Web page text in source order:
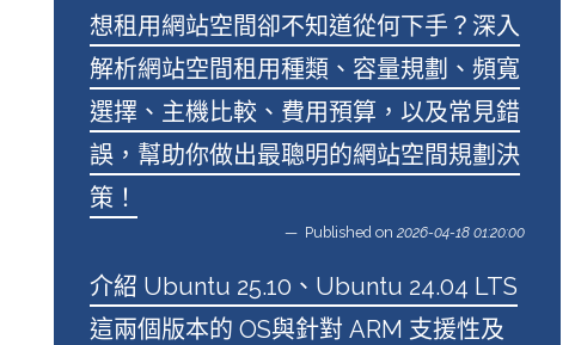
想租用網站空間卻不知道從何下手？深入
解析網站空間租用種類、容量規劃、頻寬
選擇、主機比較、費用預算，以及常見錯
誤，幫助你做出最聰明的網站空間規劃決
策！
Published on 2026-04-18 01:20:00
介紹 Ubuntu 25.10、Ubuntu 24.04 LTS
這兩個版本的 OS與針對 ARM 支援性及